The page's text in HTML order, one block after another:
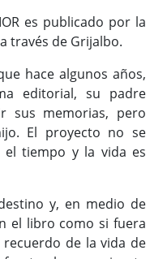
es publicado por la
través de Grijalbo.
hace algunos años,
editorial, su padre
sus memorias, pero
El proyecto no se
tiempo y la vida es
y, en medio de
el libro como si fuera
de la vida de